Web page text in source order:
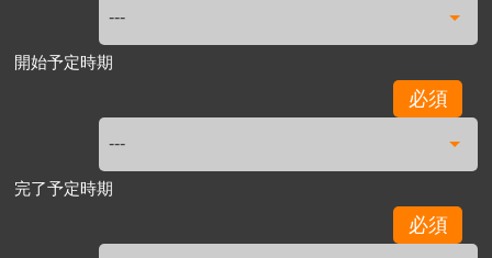
開始予定時期
必須
完了予定時期
必須